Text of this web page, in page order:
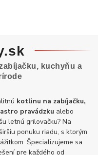
kuchyňu a
kotlinu na zabíjačku,
pravádzku alebo
letnú grilovačku? Na
ponuku riadu, s ktorým
Špecializujeme sa
pre každého od